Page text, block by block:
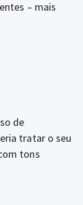
– mais
de
tratar o seu
tons